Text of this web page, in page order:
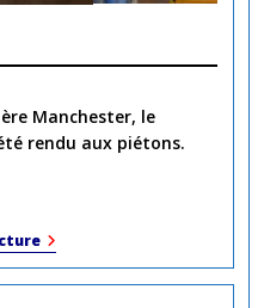
Manchester, le
rendu aux piétons.
Travaux
2024